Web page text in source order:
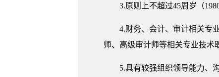
3.原则上不超过45周岁（
4.财务、会计、审计相关专
师、高级审计师等相关专业技术
5.具有较强组织领导能力、